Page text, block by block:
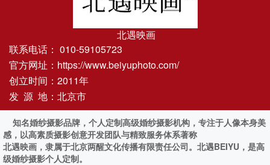
北遇映画
联系电话： 010-59105723
官方网址： https://www.beiyuphoto.com/
创立时间：2011年
发 源 地：北京市
知名婚纱摄影品牌，个人定制高级婚纱摄影机构，专注于人像本身美
感，以高素质摄影创意开发团队与精致服务体系著称
北遇映画，隶属于北京两醒文化传播有限责任公司。北遇BEIYU，是高
级婚纱摄影个人定制。